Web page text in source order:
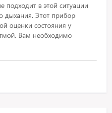
подходит в этой ситуации
дыхания. Этот прибор
оценки состояния у
Вам необходимо